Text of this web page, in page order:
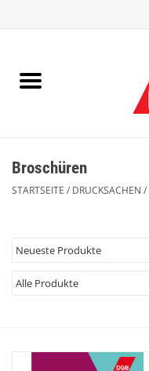
EINBLICK
HANDWERK
Broschüren
STARTSEITE / DRUCKSACHEN /